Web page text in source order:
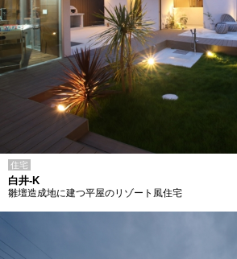
住宅
白井-K
雛壇造成地に建つ平屋のリゾート風住宅